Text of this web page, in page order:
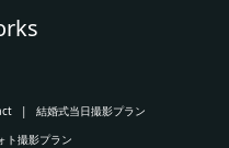
結婚式当日撮影プラン
ト撮影プラン